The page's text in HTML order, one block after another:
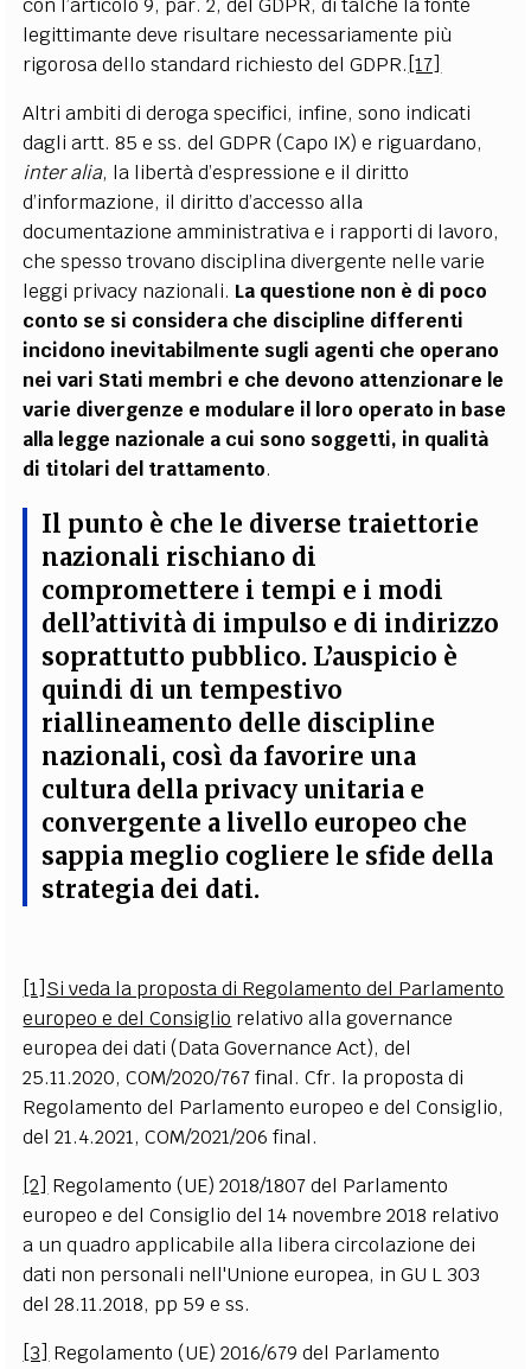
con l’articolo 9, par. 2, del GDPR, di talché la fonte
legittimante deve risultare necessariamente più
rigorosa dello standard richiesto del GDPR. [17]
Altri ambiti di deroga specifici, infine, sono indicati
dagli artt. 85 e ss. del GDPR (Capo IX) e riguardano,
inter alia, la libertà d’espressione e il diritto
d’informazione, il diritto d’accesso alla
documentazione amministrativa e i rapporti di lavoro,
che spesso trovano disciplina divergente nelle varie
leggi privacy nazionali. La questione non è di poco
conto se si considera che discipline differenti
incidono inevitabilmente sugli agenti che operano
nei vari Stati membri e che devono attenzionare le
varie divergenze e modulare il loro operato in base
alla legge nazionale a cui sono soggetti, in qualità
di titolari del trattamento.
Il punto è che le diverse traiettorie
nazionali rischiano di
compromettere i tempi e i modi
dell’attività di impulso e di indirizzo
soprattutto pubblico. L’auspicio è
quindi di un tempestivo
riallineamento delle discipline
nazionali, così da favorire una
cultura della privacy unitaria e
convergente a livello europeo che
sappia meglio cogliere le sfide della
strategia dei dati.
[1] Si veda la proposta di Regolamento del Parlamento
europeo e del Consiglio relativo alla governance
europea dei dati (Data Governance Act), del
25.11.2020, COM/2020/767 final. Cfr. la proposta di
Regolamento del Parlamento europeo e del Consiglio,
del 21.4.2021, COM/2021/206 final.
[2]
Regolamento (UE) 2018/1807 del Parlamento
europeo e del Consiglio del 14 novembre 2018 relativo
a un quadro applicabile alla libera circolazione dei
dati non personali nell'Unione europea, in GU L 303
del 28.11.2018, pp 59 e ss.
[3]
Regolamento (UE) 2016/679 del Parlamento